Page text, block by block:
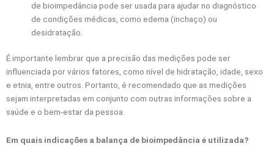
de bioimpedância pode ser usada para ajudar no diagnóstico
de condições médicas, como edema (inchaço) ou
desidratação.
É importante lembrar que a precisão das medições pode ser
influenciada por vários fatores, como nível de hidratação, idade, sexo
e etnia, entre outros. Portanto, é recomendado que as medições
sejam interpretadas em conjunto com outras informações sobre a
saúde e o bem-estar da pessoa.
Em quais indicações a balança de bioimpedância é utilizada?